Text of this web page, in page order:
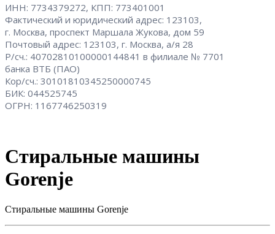
ИНН: 7734379272, КПП: 773401001
Фактический и юридический адрес: 123103,
г. Москва, проспект Маршала Жукова, дом 59
Почтовый адрес: 123103, г. Москва, а/я 28
Р/сч.: 40702810100000144841 в филиале № 7701
банка ВТБ (ПАО)
Кор/сч.: 30101810345250000745
БИК: 044525745
ОГРН: 1167746250319
Стиральные машины
Gorenje
Стиральные машины Gorenje